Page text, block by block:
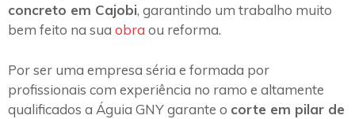
concreto em Cajobi, garantindo um trabalho muito
bem feito na sua obra ou reforma.
Por ser uma empresa séria e formada por
profissionais com experiência no ramo e altamente
qualificados a Águia GNY garante o corte em pilar de